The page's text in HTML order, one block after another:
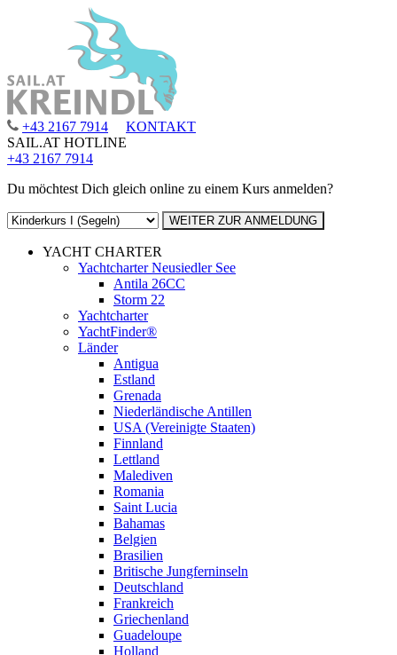
+43 2167 7914
KONTAKT
SAIL.AT HOTLINE
+43 2167 7914
Du möchtest Dich gleich online zu einem Kurs anmelden?
YACHT CHARTER
Yachtcharter Neusiedler See
Antila 26CC
Storm 22
Yachtcharter
YachtFinder®
Länder
Antigua
Estland
Grenada
Niederländische Antillen
USA (Vereinigte Staaten)
Finnland
Lettland
Malediven
Romania
Saint Lucia
Bahamas
Belgien
Brasilien
Britische Jungferninseln
Deutschland
Frankreich
Griechenland
Guadeloupe
Holland